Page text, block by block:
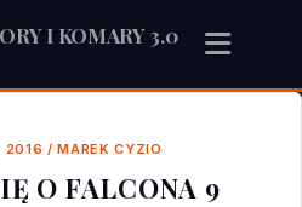
I KOMARY 3.0
2016 /MAREK CYZIO
O FALCONA 9